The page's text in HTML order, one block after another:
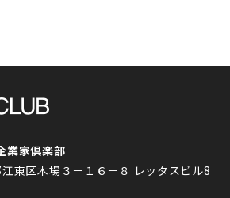
業家倶楽部
東区木場３－１６－８ レッタスビル8